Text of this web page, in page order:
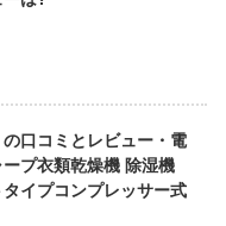
口コミとレビュー・電
プ衣類乾燥機 除湿機
タイプコンプレッサー式